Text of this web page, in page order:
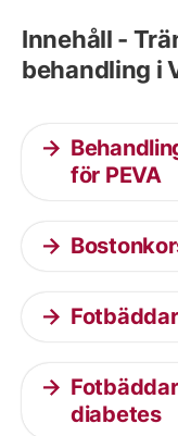
Innehåll -
behandling i
för PEVA
Fotbäddar
diabetes